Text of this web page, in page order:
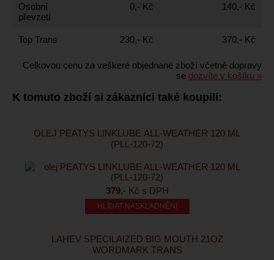
Osobní
převzetí
0,- Kč 140,- Kč
Top Trans 230,- Kč 370,- Kč
Celkovou cenu za veškeré objednané zboží včetně dopravy
se dozvíte v košíku »
K tomuto zboží si zákazníci také koupili:
OLEJ PEATYS LINKLUBE ALL-WEATHER 120 ML
(PLL-120-72)
379,- Kč s DPH
HLÍDAT NASKLADNĚNÍ
LAHEV SPECILAIZED BIG MOUTH 21OZ
WORDMARK TRANS